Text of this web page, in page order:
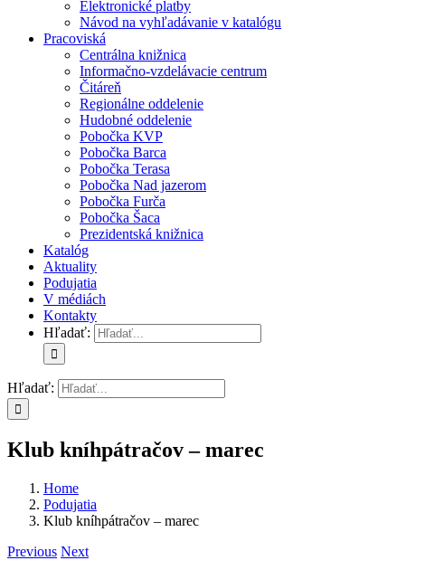
Elektronické platby
Návod na vyhľadávanie v katalógu
Pracoviská
Centrálna knižnica
Informačno-vzdelávacie centrum
Čitáreň
Regionálne oddelenie
Hudobné oddelenie
Pobočka KVP
Pobočka Barca
Pobočka Terasa
Pobočka Nad jazerom
Pobočka Furča
Pobočka Šaca
Prezidentská knižnica
Katalóg
Aktuality
Podujatia
V médiách
Kontakty
Hľadať:
Hľadať:
Klub kníhpátračov – marec
Home
Podujatia
Klub kníhpátračov – marec
Previous Next